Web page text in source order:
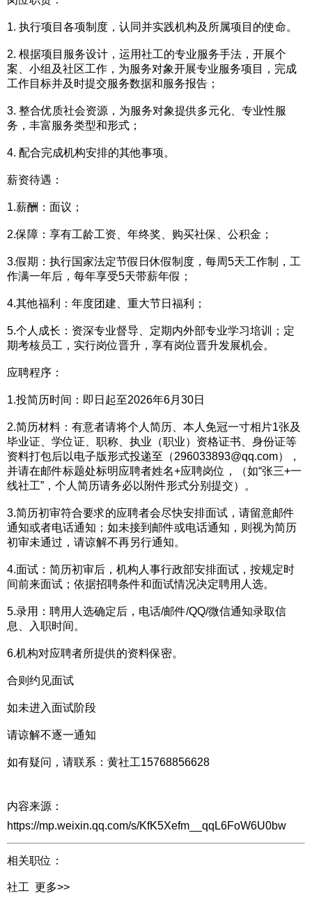
1. 执行项目各项制度，认同并实践机构及所属项目的使命。
2. 根据项目服务设计，运用社工的专业服务手法，开展个
案、小组及社区工作，为服务对象开展专业服务项目，完成
工作目标并及时提交服务数据和服务报告；
3. 整合优质社会资源，为服务对象提供多元化、专业性服
务，丰富服务类型和形式；
4. 配合完成机构安排的其他事项。
薪资待遇：
1.薪酬：面议；
2.保障：享有工龄工资、年终奖、购买社保、公积金；
3.假期：执行国家法定节假日休假制度，每周5天工作制，工
作满一年后，每年享受5天带薪年假；
4.其他福利：年度团建、重大节日福利；‍‍
5.个人成长：资深专业督导、定期内外部专业学习培训；定
期考核员工，实行岗位晋升，享有岗位晋升发展机会。
应聘程序：
1.投简历时间：即日起至2026年6月30日
2.简历材料：有意者请将个人简历、本人免冠一寸相片1张及
毕业证、学位证、职称、执业（职业）资格证书、身份证等
资料打包后以电子版形式投递至（296033893@qq.com），
并请在邮件标题处标明应聘者姓名+应聘岗位，（如“张三+一
线社工”，个人简历请务必以附件形式分别提交）。
3.简历初审符合要求的应聘者会尽快安排面试，请留意邮件
通知或者电话通知；如未接到邮件或电话通知，则视为简历
初审未通过，请谅解不再另行通知。
4.面试：简历初审后，机构人事行政部安排面试，按规定时
间前来面试；依据招聘条件和面试情况决定聘用人选。
5.录用：聘用人选确定后，电话/邮件/QQ/微信通知录取信
息、入职时间。
6.机构对应聘者所提供的资料保密。
合则约见面试
如未进入面试阶段
请谅解不逐一通知
如有疑问，请联系：黄社工15768856628
内容来源：
https://mp.weixin.qq.com/s/KfK5Xefm__qqL6FoW6U0bw
相关职位：
社工 更多>>